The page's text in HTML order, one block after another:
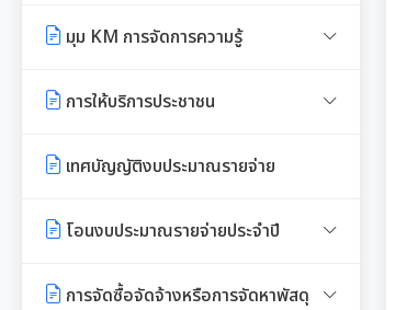
มุม KM การจัดการความรู้
มาตรฐานกำหนดตำแหน่ง
ก.อบต.
มติ ก.ท.จ.เชียงใหม่
การเลื่อนขั้นเงินเดือน
การให้บริการประชาชน
คู่มือหรือแนวทางการขอรับบริการ
ข้อมูลสถิติการให้บริการ
รายงานผลการสำรวจความพึงพอใจ
เทศบัญญัติงบประมาณรายจ่าย
โอนงบประมาณรายจ่ายประจำปี
โอนงบประมาณรายจ่ายประจำปี
การจัดซื้อจัดจ้างหรือการจัดหาพัสดุ